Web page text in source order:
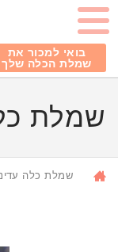
בואי למכור את
שמלת הכלה שלך
שמלת
שמלת כלה